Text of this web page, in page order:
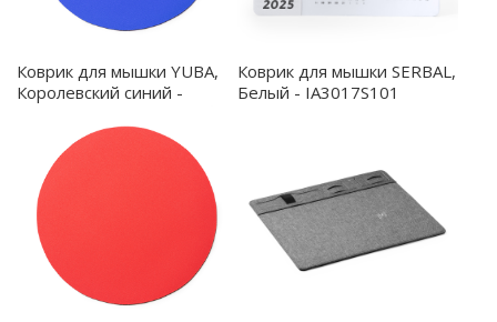
Коврик для мышки YUBA,
Королевский синий -
Коврик для мышки SERBAL,
Белый - IA3017S101